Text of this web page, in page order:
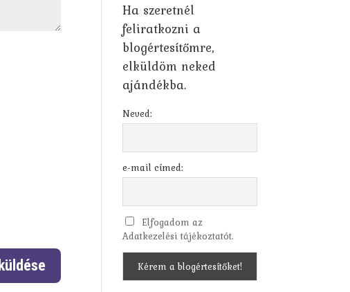
Ha szeretnél
feliratkozni a
blogértesítőmre,
elküldöm neked
ajándékba.
Neved:
e-mail címed:
Elfogadom az
Adatkezelési tájékoztatót.